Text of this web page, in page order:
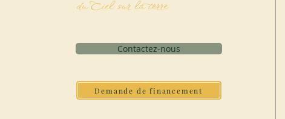
du Ciel sur la terre
Contactez-nous
Demande de financement